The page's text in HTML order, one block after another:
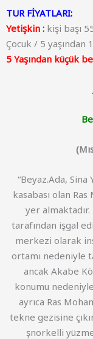
TUR FİYATLARI:
Yetişkin : kişi başı
Çocuk / 5 yaşından
5 Yaşından küçük
“Beyaz.Ada, Sina
kasabası olan
yer
tarafından işgal
merkezi olarak
ortamı nedeniyle
ancak Akabe
konumu
ayrıca Ras
tekne gezisine
şnorkelli